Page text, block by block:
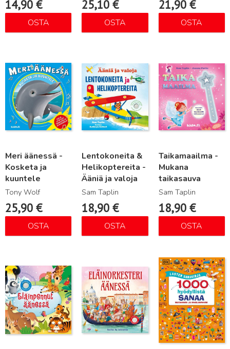
14,90 €
OSTA
25,10€
OSTA
21,90 €
OSTA
Meri äänessä -
Kosketa ja
kuuntele
Tony Wolf
25,90 €
OSTA
Lentokoneita &
Helikoptereita -
Ääniä ja valoja
Sam Taplin
18,90€
OSTA
Taikamaailma -
Mukana
taikasauva
Sam Taplin
18,90 €
OSTA
Lue lisää